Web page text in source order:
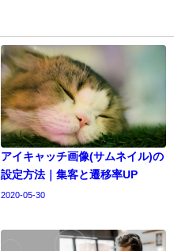
アイキャッチ画像(サムネイル)の
設定方法｜集客と遷移率UP
2020-05-30